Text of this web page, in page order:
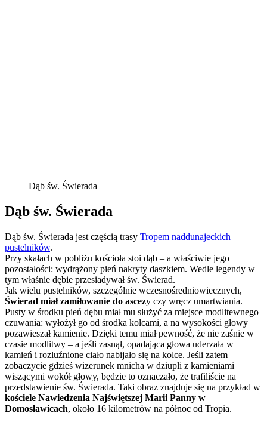
Dąb św. Świerada
Dąb św. Świerada
Dąb św. Świerada jest częścią trasy Tropem naddunajeckich
pustelników.
Przy skałach w pobliżu kościoła stoi dąb – a właściwie jego
pozostałości: wydrążony pień nakryty daszkiem. Wedle legendy w
tym właśnie dębie przesiadywał św. Świerad.
Jak wielu pustelników, szczególnie wczesnośredniowiecznych,
Świerad miał zamiłowanie do ascezy czy wręcz umartwiania.
Pusty w środku pień dębu miał mu służyć za miejsce modlitewnego
czuwania: wyłożył go od środka kolcami, a na wysokości głowy
pozawieszał kamienie. Dzięki temu miał pewność, że nie zaśnie w
czasie modlitwy – a jeśli zasnął, opadająca głowa uderzała w
kamień i rozluźnione ciało nabijało się na kolce. Jeśli zatem
zobaczycie gdzieś wizerunek mnicha w dziupli z kamieniami
wiszącymi wokół głowy, będzie to oznaczało, że trafiliście na
przedstawienie św. Świerada. Taki obraz znajduje się na przykład w
kościele Nawiedzenia Najświętszej Marii Panny w
Domosławicach, około 16 kilometrów na północ od Tropia.